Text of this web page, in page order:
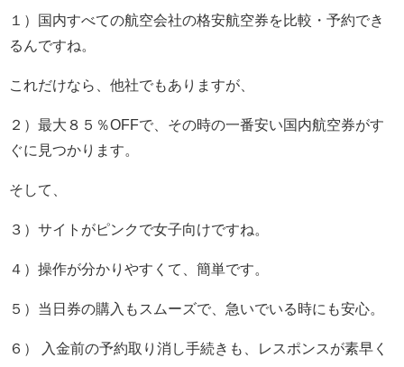
１）国内すべての航空会社の格安航空券を比較・予約でき
るんですね。
これだけなら、他社でもありますが、
２）最大８５％OFFで、その時の一番安い国内航空券がす
ぐに見つかります。
そして、
３）サイトがピンクで女子向けですね。
４）操作が分かりやすくて、簡単です。
５）当日券の購入もスムーズで、急いでいる時にも安心。
６） 入金前の予約取り消し手続きも、レスポンスが素早く